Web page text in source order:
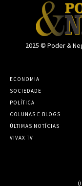
2025 © Poder &
ECONOMIA
SOCIEDADE
POLÍTICA
COLUNAS E BLOGS
ÚLTIMAS NOTÍCIAS
VIVAX TV